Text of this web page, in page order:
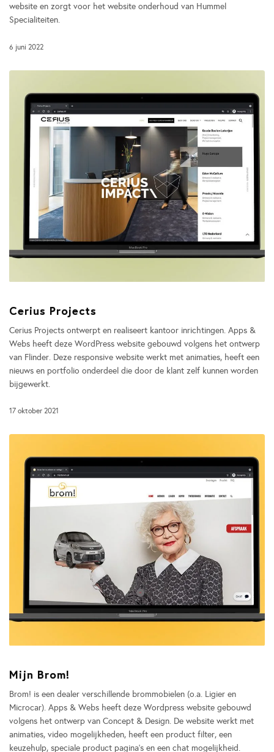
website en zorgt voor het website onderhoud van Hummel
Specialiteiten.
6 juni 2022
Cerius Projects
Cerius Projects ontwerpt en realiseert kantoor inrichtingen. Apps &
Webs heeft deze WordPress website gebouwd volgens het ontwerp
van Flinder. Deze responsive website werkt met animaties, heeft een
nieuws en portfolio onderdeel die door de klant zelf kunnen worden
bijgewerkt.
17 oktober 2021
Mijn Brom!
Brom! is een dealer verschillende brommobielen (o.a. Ligier en
Microcar). Apps & Webs heeft deze Wordpress website gebouwd
volgens het ontwerp van Concept & Design. De website werkt met
animaties, video mogelijkheden, heeft een product filter, een
keuzehulp, speciale product pagina’s en een chat mogelijkheid.